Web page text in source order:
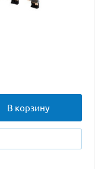
В корзину